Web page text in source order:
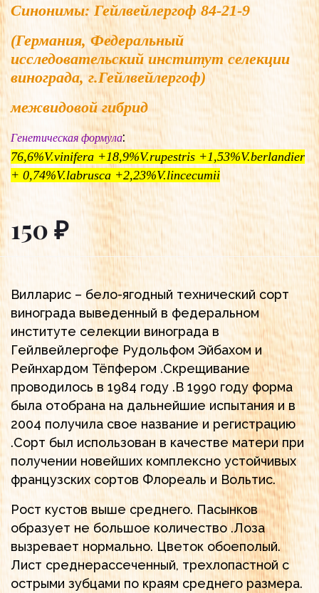
Синонимы: Гейлвейлергоф 84-21-9
(Германия, Федеральный
исследовательский институт селекции
винограда, г.Гейлвейлергоф)
межвидовой гибрид
Генетическая формула:
76,6%V.vinifera +18,9%V.rupestris +1,53%V.berlandier
+ 0,74%V.labrusca +2,23%V.lincecumii
150 ₽
Вилларис – бело-ягодный технический сорт
винограда выведенный в федеральном
институте селекции винограда в
Гейлвейлергофе Рудольфом Эйбахом и
Рейнхардом Тёпфером .Скрещивание
проводилось в 1984 году .В 1990 году форма
была отобрана на дальнейшие испытания и в
2004 получила свое название и регистрацию
.Сорт был использован в качестве матери при
получении новейших комплексно устойчивых
французских сортов Флореаль и Вольтис.
Рост кустов выше среднего. Пасынков
образует не большое количество .Лоза
вызревает нормально. Цветок обоеполый.
Лист среднерассеченный, трехлопастной с
острыми зубцами по краям среднего размера.